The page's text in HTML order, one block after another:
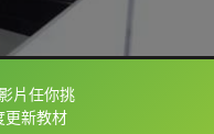
片任你挑
更新教材
接查字典喔！